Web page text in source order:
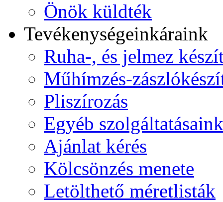
Önök küldték
Tevékenységeinkáraink
Ruha-, és jelmez
Műhímzés-
Pliszírozás
Egyéb szolgáltatásaink
Ajánlat kérés
Kölcsönzés menete
Letölthető méretlisták